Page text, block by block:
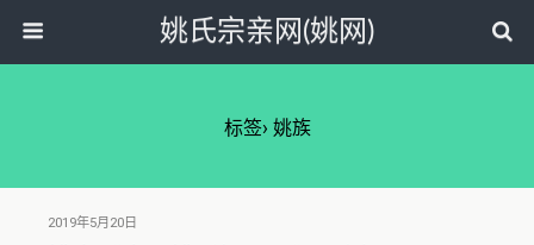
姚氏宗亲网(姚网)
标签› 姚族
2019年5月20日